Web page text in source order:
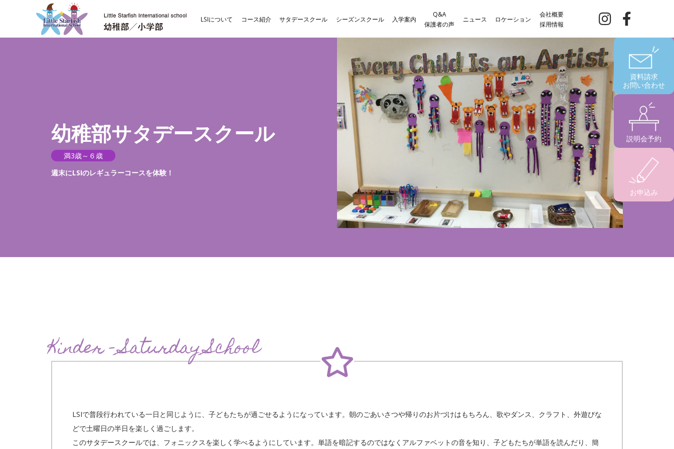
LSIについて コース紹介 サタデースクール シーズンスクール 入学案内
Q&A
保護者の声
ニュース ロケーション
会社概要
採用情報
幼稚部サタデースクール
満3歳～６歳
週末にLSIのレギュラーコースを体験！
Kinder - Saturday School
LSIで普段行われている一日と同じように、子どもたちが過ごせるようになっています。朝のごあいさつや帰りのお片づけはもちろん、歌やダンス、クラフト、外遊びな
どで土曜日の半日を楽しく過ごします。
このサタデースクールでは、フォニックスを楽しく学べるようにしています。単語を暗記するのではなくアルファベットの音を知り、子どもたちが単語を読んだり、簡
資料請求
お問い合わせ
説明会予約
お申込み